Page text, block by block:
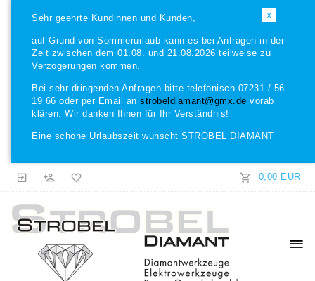
X
Sehr geehrte Kundinnen und Kunden,
auf Grund von Sommerurlaub kann es bei Anfragen in der
Zeit zwischen dem 01.08. und 21.08.2026 teilweise zu
Verzögerungen kommen.
Bei sehr dringenden Anfragen bitte telefonisch 07231 / 56
19 66 oder per Email an strobeldiamant@gmx.de vorab
klären. Wir danken Ihnen für Ihr Verständnis!
Eine schöne Urlaubszeit wünscht STROBEL DIAMANT
0,00 EUR